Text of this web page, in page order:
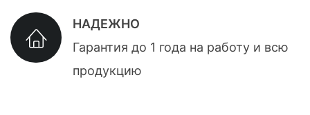
НАДЕЖНО
Гарантия до 1 года на работу и всю
продукцию